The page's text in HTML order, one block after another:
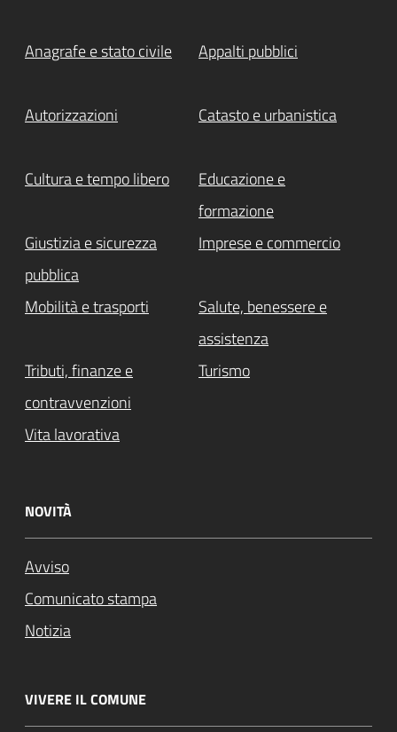
Anagrafe e stato civile Appalti pubblici
Autorizzazioni Catasto e urbanistica
Cultura e tempo libero
Educazione e
formazione
Giustizia e sicurezza
pubblica
Imprese e commercio
Mobilità e trasporti
Salute, benessere e
assistenza
Tributi, finanze e
contravvenzioni
Turismo
Vita lavorativa
NOVITÀ
Avviso
Comunicato stampa
Notizia
VIVERE IL COMUNE